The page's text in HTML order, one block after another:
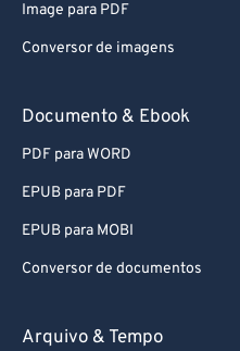
Image para PDF
Conversor de imagens
Documento & Ebook
PDF para WORD
EPUB para PDF
EPUB para MOBI
Conversor de documentos
Arquivo & Tempo